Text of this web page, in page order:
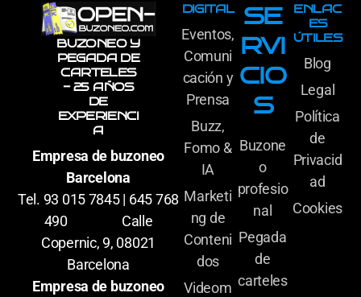
BUZONEO Y
PEGADA DE
CARTELES
- 25 AÑOS
DE
EXPERIENCI
A
Empresa de buzoneo
Barcelona
Tel. 93 015 7845 | 645 768
490 Calle
Copernic, 9, 08021
Barcelona
Empresa de buzoneo
DIGITAL
Eventos,
Comuni
cación y
Prensa
Buzz,
Fomo &
IA
Marketi
ng de
Conteni
dos
Videom
SE
RVI
CIO
S
Buzone
o
profesio
nal
Pegada
de
carteles
ENLAC
ES
ÚTILES
Blog
Legal
Política
de
Privacid
ad
Cookies